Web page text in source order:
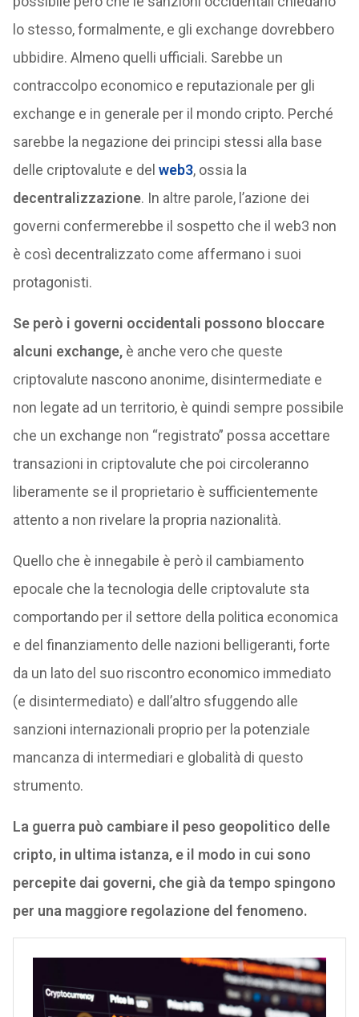
lo stesso, formalmente, e gli exchange dovrebbero
ubbidire. Almeno quelli ufficiali. Sarebbe un
contraccolpo economico e reputazionale per gli
exchange e in generale per il mondo cripto. Perché
sarebbe la negazione dei principi stessi alla base
delle criptovalute e del web3, ossia la
decentralizzazione. In altre parole, l’azione dei
governi confermerebbe il sospetto che il web3 non
è così decentralizzato come affermano i suoi
protagonisti.
Se però i governi occidentali possono bloccare
alcuni exchange,è anche vero che queste
criptovalute nascono anonime, disintermediate e
non legate ad un territorio, è quindi sempre possibile
che un exchange non “registrato” possa accettare
transazioni in criptovalute che poi circoleranno
liberamente se il proprietario è sufficientemente
attento a non rivelare la propria nazionalità.
Quello che è innegabile è però il cambiamento
epocale che la tecnologia delle criptovalute sta
comportando per il settore della politica economica
e del finanziamento delle nazioni belligeranti, forte
da un lato del suo riscontro economico immediato
(e disintermediato) e dall’altro sfuggendo alle
sanzioni internazionali proprio per la potenziale
mancanza di intermediari e globalità di questo
strumento.
La guerra può cambiare il peso geopolitico delle
cripto, in ultima istanza, e il modo in cui sono
percepite dai governi, che già da tempo spingono
per una maggiore regolazione del fenomeno.